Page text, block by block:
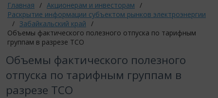
Главная / Акционерам и инвесторам /
Раскрытие информации субъектом рынков электроэнергии
/ Забайкальский край /
Объемы фактического полезного отпуска по тарифным
группам в разрезе ТСО
Объемы фактического полезного
отпуска по тарифным группам в
разрезе ТСО